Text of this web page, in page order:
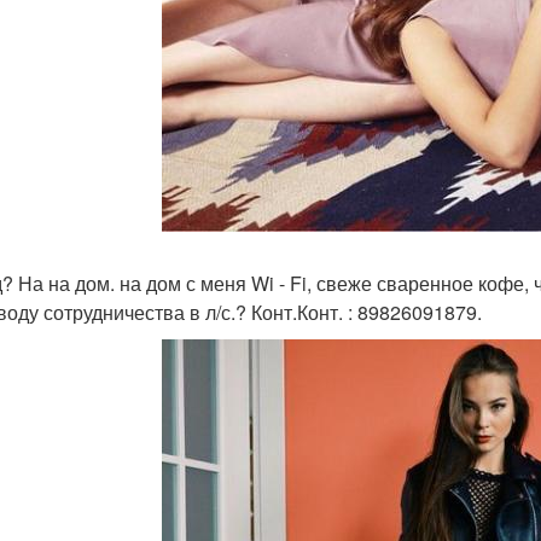
На на дом. на дом с меня Wi - Fi, свеже сваренное кофе,
сотрудничества в л/с.? Конт.Конт. : 89826091879.